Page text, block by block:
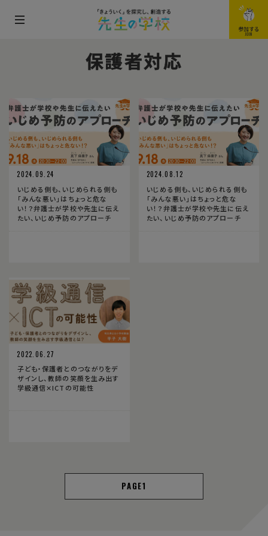
メ
開
閉
す
る
参加する
JOIN
保護者対応
2024.09.24
いじめる側も、いじめられる側も
「みんな悪い」はちょっと危な
い！？弁護士が学校や先生に伝え
たい、いじめ予防のアプローチ
2024.08.12
いじめる側も、いじめられる側も
「みんな悪い」はちょっと危な
い！？弁護士が学校や先生に伝え
たい、いじめ予防のアプローチ
2022.06.27
子ども・保護者とのつながりをデ
ザインし、教師の笑顔を生み出す
学級通信✕ICTの可能性
1